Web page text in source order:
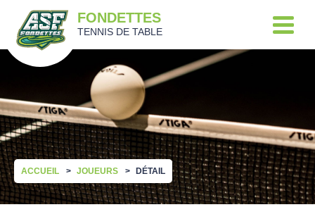
FONDETTES
TENNIS DE TABLE
ACCUEIL JOUEURS DÉTAIL